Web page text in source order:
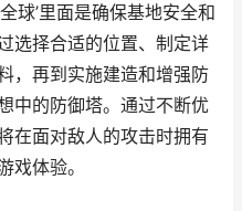
球’里面是确保基地安全和
选择合适的位置、制定详
，再到实施建造和增强防
中的防御塔。通过不断优
在面对敌人的攻击时拥有
戏体验。